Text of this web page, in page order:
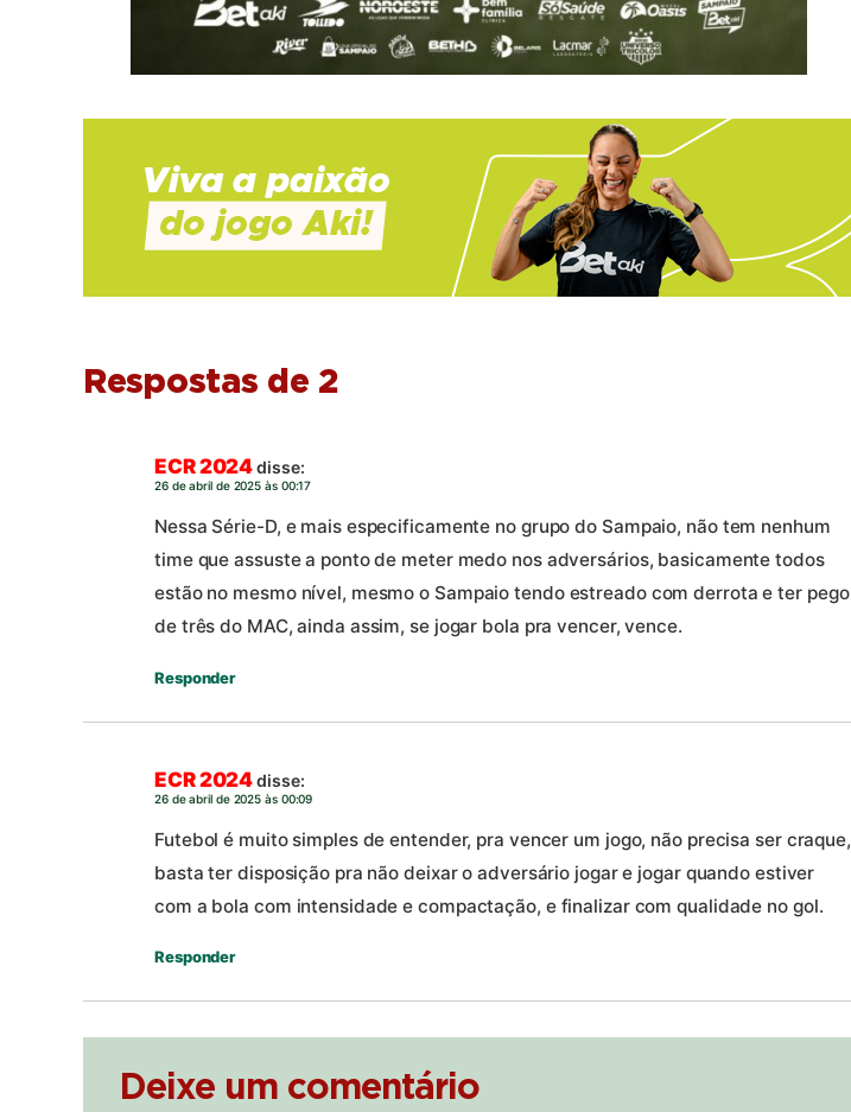
Respostas de 2
ECR 2024disse:
26 de abril de 2025 às 00:17
Nessa Série-D, e mais especificamente no grupo do Sampaio, não tem nenhum
time que assuste a ponto de meter medo nos adversários, basicamente todos
estão no mesmo nível, mesmo o Sampaio tendo estreado com derrota e ter pego
de três do MAC, ainda assim, se jogar bola pra vencer, vence.
Responder
ECR 2024disse:
26 de abril de 2025 às 00:09
Futebol é muito simples de entender, pra vencer um jogo, não precisa ser craque,
basta ter disposição pra não deixar o adversário jogar e jogar quando estiver
com a bola com intensidade e compactação, e finalizar com qualidade no gol.
Responder
Deixe um comentário